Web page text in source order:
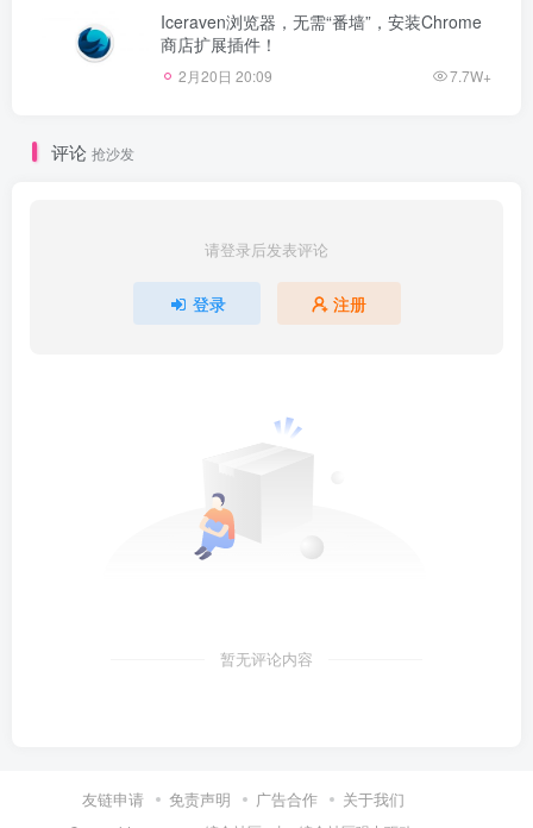
Iceraven浏览器，无需“番墙”，安装Chrome
商店扩展插件！
2月20日 20:09 7.7W+
评论 抢沙发
请登录后发表评论
登录 注册
暂无评论内容
友链申请 免责声明 广告合作 关于我们